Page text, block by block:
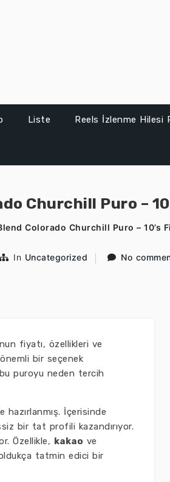
Liste Reels İzlenme Hilesi
Churchill Puro –
Colorado Churchill Puro – 10’s
In Uncategorized No
fiyatı, özellikleri ve
bir seçenek
puroyu neden tercih
hazırlanmış. İçerisinde
bir tat profili kazandırıyor.
Özellikle, kakao ve
tatmin edici bir